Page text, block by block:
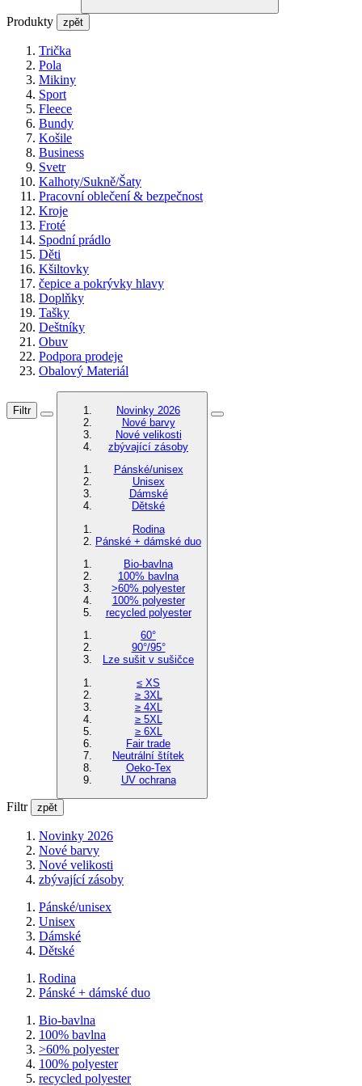
Produkty zpět
Trička
Pola
Mikiny
Sport
Fleece
Bundy
Košile
Business
Svetr
Kalhoty/Sukně/Šaty
Pracovní oblečení & bezpečnost
Kroje
Froté
Spodní prádlo
Děti
Kšiltovky
čepice a pokrývky hlavy
Doplňky
Tašky
Deštníky
Obuv
Podpora prodeje
Obalový Materiál
Filtr
Novinky 2026
Nové barvy
Nové velikosti
zbývající zásoby
Pánské/unisex
Unisex
Dámské
Dětské
Rodina
Pánské + dámské duo
Bio-bavlna
100% bavlna
>60% polyester
100% polyester
recycled polyester
60°
90°/95°
Lze sušit v sušičce
≤ XS
≥ 3XL
≥ 4XL
≥ 5XL
≥ 6XL
Fair trade
Neutrální štítek
Oeko-Tex
UV ochrana
Filtr zpět
Novinky 2026
Nové barvy
Nové velikosti
zbývající zásoby
Pánské/unisex
Unisex
Dámské
Dětské
Rodina
Pánské + dámské duo
Bio-bavlna
100% bavlna
>60% polyester
100% polyester
recycled polyester